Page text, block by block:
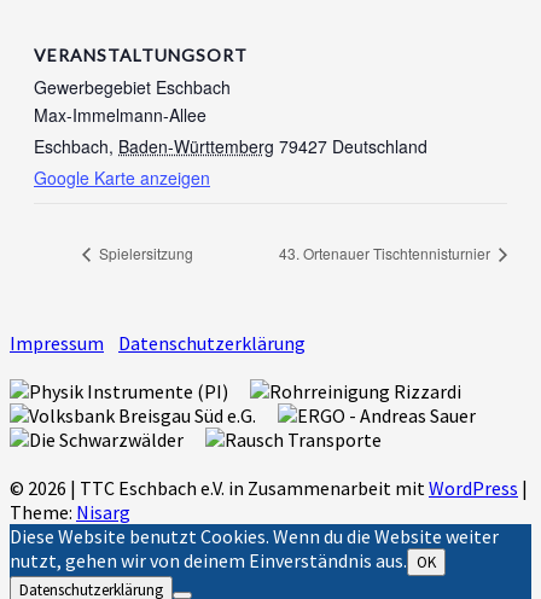
VERANSTALTUNGSORT
Gewerbegebiet Eschbach
Max-Immelmann-Allee
Eschbach, Baden-Württemberg 79427 Deutschland
Google Karte anzeigen
Spielersitzung 43. Ortenauer Tischtennisturnier
Impressum Datenschutzerklärung
© 2026 | TTC Eschbach e.V. in Zusammenarbeit mit WordPress |
Theme: Nisarg
Diese Website benutzt Cookies. Wenn du die Website weiter
nutzt, gehen wir von deinem Einverständnis aus. OK
Datenschutzerklärung